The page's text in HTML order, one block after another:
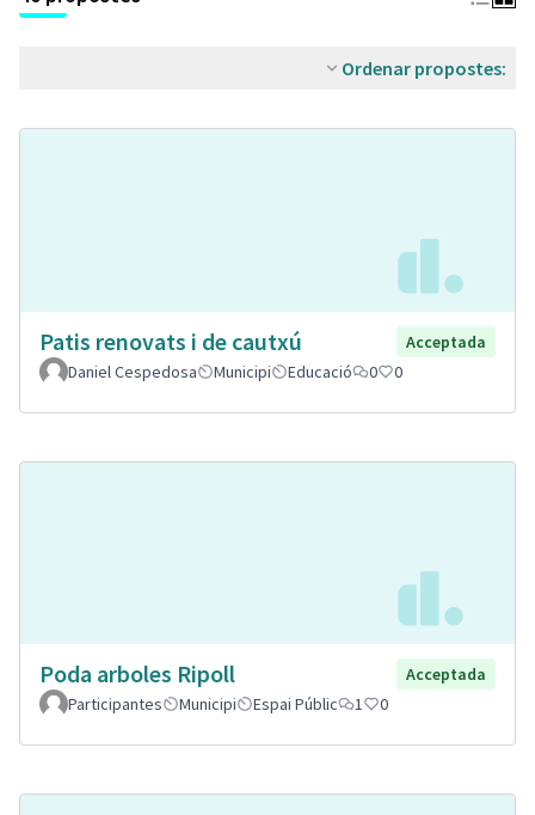
Ordenar propostes:
Patis renovats i de cautxú
Acceptada
Daniel Cespedosa
Municipi Educació 0 0
Poda arboles Ripoll
Acceptada
Participantes
Municipi Espai Públic 1 0